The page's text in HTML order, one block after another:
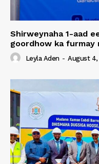
Shirweynaha 1-aad
goordhow ka furmay
Leyla Aden - August 4,